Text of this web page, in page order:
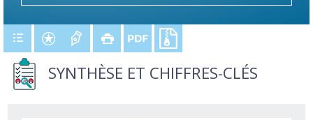
SYNTHÈSE ET CHIFFRES-CLÉS